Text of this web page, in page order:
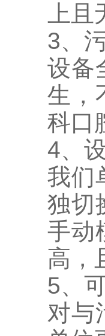
上
3、
设备
生，
科口
4、
我们
独切
手动
高，
5、
对与